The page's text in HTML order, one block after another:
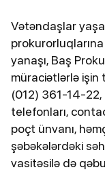
Vətəndaşlar
yanaşı, Baş
müraciətlərlə işin
(012) 361-14-
telefonları,
poçt ünvanı,
şəbəkələrdəki
vasitəsilə də